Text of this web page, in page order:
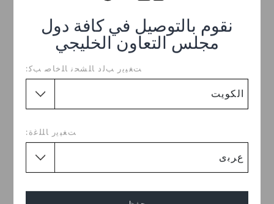
نقوم بالتوصيل في كافة دول
مجلس التعاون الخليجي
ﺖﻐﻴﻳﺭ ﺐﻟﺩ ﺎﻠﺸﺤﻧ ﺎﻠﺧﺎﺻ ﺐﻛ:
ﺖﻐﻴﻳﺭ ﺎﻠﻠﻏﺓ:
ريد كار مونستر تراك جرين مونستر تراك